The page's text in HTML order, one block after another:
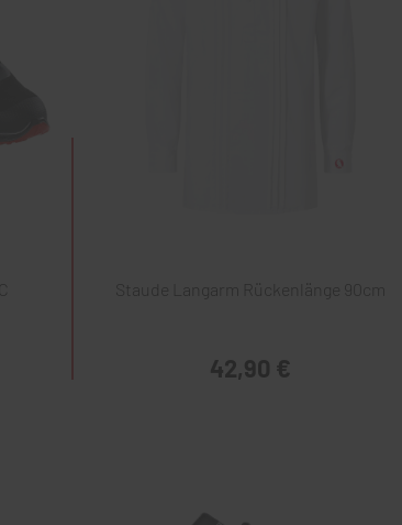
Staude Langarm Rückenlänge 90cm
42,90 €